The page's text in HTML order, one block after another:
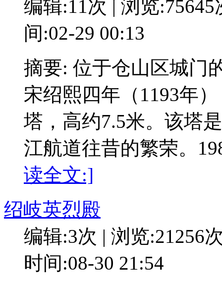
编辑:11次 | 浏览:75645
间:02-29 00:13
摘要: 位于仓山区城门
宋绍熙四年（1193年
塔，高约7.5米。该塔
江航道往昔的繁荣。
读全文:]
绍岐英烈殿
编辑:3次 | 浏览:21256
时间:08-30 21:54